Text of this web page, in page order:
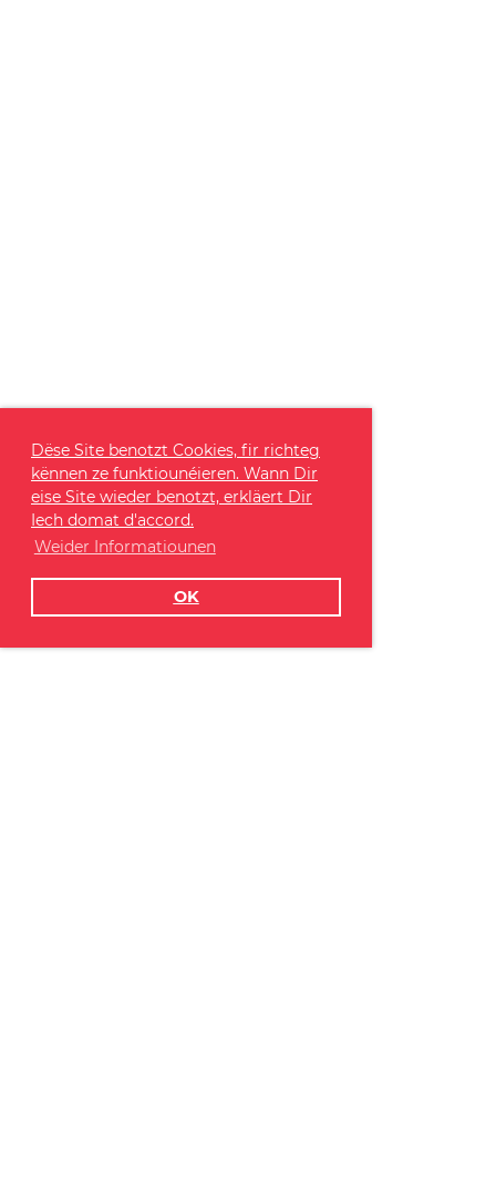
Dëse Site benotzt Cookies, fir richteg
kënnen ze funktiounéieren. Wann Dir
eise Site wieder benotzt, erkläert Dir
Iech domat d'accord.
Weider Informatiounen
OK